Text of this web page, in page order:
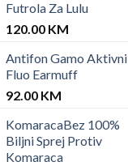
Futrola Za Lulu
120.00 KM
Antifon Gamo Aktivni
Fluo Earmuff
92.00 KM
KomaracaBez 100%
Biljni Sprej Protiv
Komaraca